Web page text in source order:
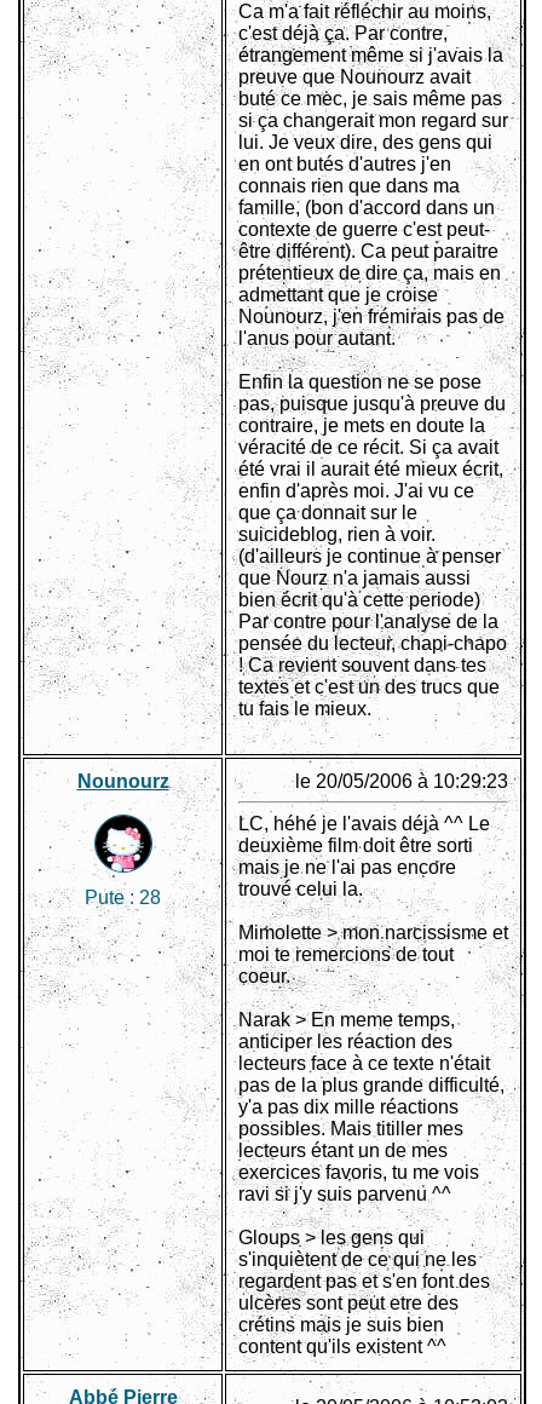
Ca m'a fait réfléchir au moins,
c'est déjà ça. Par contre,
étrangement même si j'avais la
preuve que Nounourz avait
buté ce mec, je sais même pas
si ça changerait mon regard sur
lui. Je veux dire, des gens qui
en ont butés d'autres j'en
connais rien que dans ma
famille, (bon d'accord dans un
contexte de guerre c'est peut-
être différent). Ca peut paraitre
prétentieux de dire ça, mais en
admettant que je croise
Nounourz, j'en frémirais pas de
l'anus pour autant.
Enfin la question ne se pose
pas, puisque jusqu'à preuve du
contraire, je mets en doute la
véracité de ce récit. Si ça avait
été vrai il aurait été mieux écrit,
enfin d'après moi. J'ai vu ce
que ça donnait sur le
suicideblog, rien à voir.
(d'ailleurs je continue à penser
que Nourz n'a jamais aussi
bien écrit qu'à cette periode)
Par contre pour l'analyse de la
pensée du lecteur, chapi-chapo
! Ca revient souvent dans tes
textes et c'est un des trucs que
tu fais le mieux.
Nounourz
Pute : 28
le 20/05/2006 à 10:29:23
LC, héhé je l'avais déjà ^^ Le
deuxième film doit être sorti
mais je ne l'ai pas encore
trouvé celui la.
Mimolette > mon narcissisme et
moi te remercions de tout
coeur.
Narak > En meme temps,
anticiper les réaction des
lecteurs face à ce texte n'était
pas de la plus grande difficulté,
y'a pas dix mille réactions
possibles. Mais titiller mes
lecteurs étant un de mes
exercices favoris, tu me vois
ravi si j'y suis parvenu ^^
Gloups > les gens qui
s'inquiètent de ce qui ne les
regardent pas et s'en font des
ulcères sont peut etre des
crétins mais je suis bien
content qu'ils existent ^^
Abbé Pierre